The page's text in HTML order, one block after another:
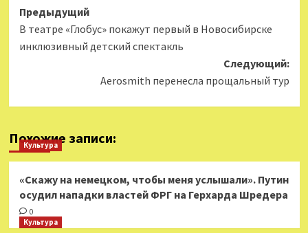
Навигация
записи
Предыдущий
В театре «Глобус» покажут первый в Новосибирске
инклюзивный детский спектакль
Следующий:
Aerosmith перенесла прощальный тур
Похожие записи:
Культура
«Скажу на немецком, чтобы меня услышали». Путин
осудил нападки властей ФРГ на Герхарда Шредера
0
Культура